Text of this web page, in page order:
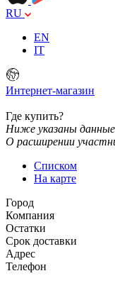
RU
EN
IT
Интернет-магазин
Где купить?
Ниже указаны данные
О расширении
Списком
На карте
Город
Компания
Остатки
Срок доставки
Адрес
Телефон